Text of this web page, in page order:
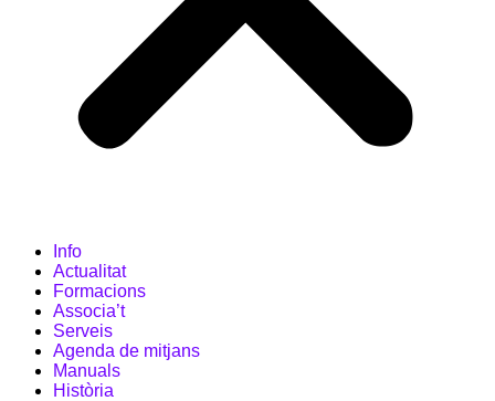
Info
Actualitat
Formacions
Associa’t
Serveis
Agenda de mitjans
Manuals
Història